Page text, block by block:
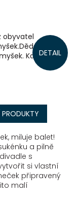
DETAIL
obyvatel
Když je
miluje balet!
a pilně
s
si vlastní
připravený
malí